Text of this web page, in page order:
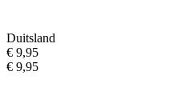
Duitsland
€ 9,95
€ 9,95